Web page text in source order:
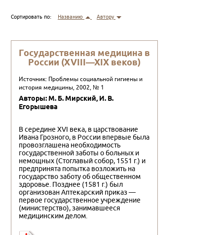
Сортировать по: Названию Автору
Государственная медицина в
России (XVIII—XIX веков)
Источник: Проблемы социальной гигиены и
история медицины, 2002, № 1
Авторы: М. Б. Мирский, И. В.
Егорышева
В середине XVI века, в царствование
Ивана Грозного, в России впервые была
провозглашена необходимость
государственной заботы о больных и
немощных (Стоглавый собор, 1551 г.) и
предпринята попытка возложить на
государство заботу об общественном
здоровье. Позднее (1581 г.) был
организован Аптекарский приказ —
первое государственное учреждение
(министерство), занимавшееся
медицинским делом.